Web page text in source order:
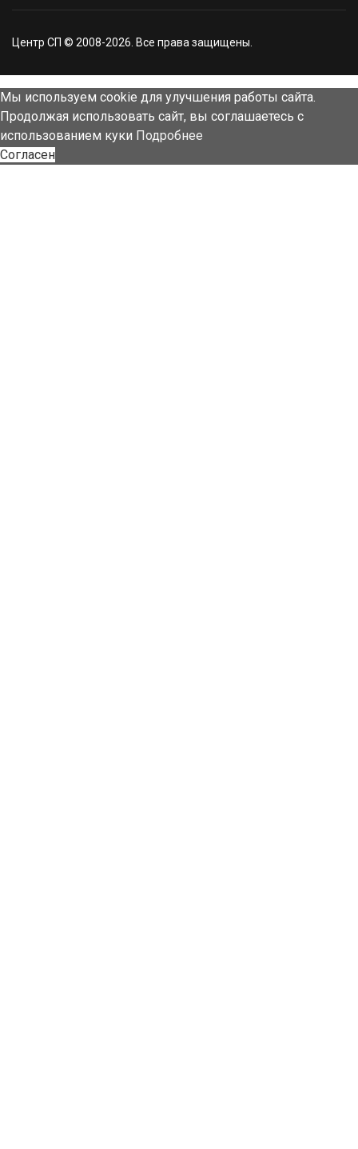
Центр СП © 2008-2026. Все права защищены.
Мы используем cookie для улучшения работы сайта.
Продолжая использовать сайт, вы соглашаетесь с
использованием куки Подробнее
Согласен